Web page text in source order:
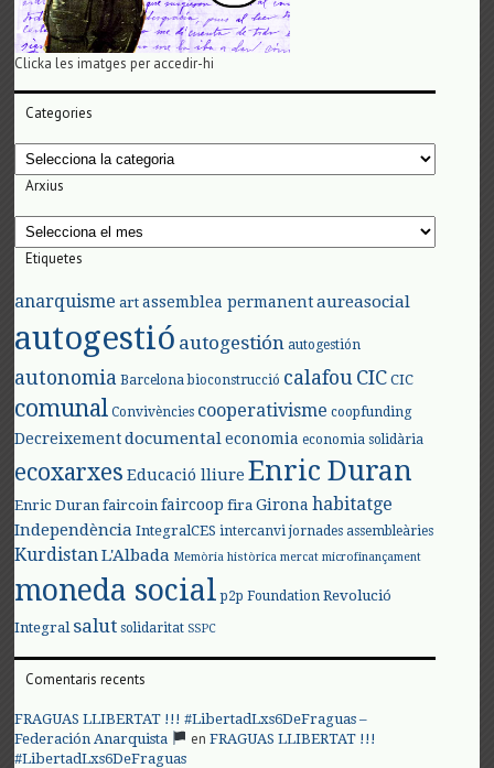
Clicka les imatges per accedir-hi
Categories
Categories
Arxius
Arxius
Etiquetes
anarquisme art assemblea permanent aureasocial
autogestió autogestión autogestión
autonomia Barcelona bioconstrucció calafou CIC CIC
comunal Convivències cooperativisme coopfunding
Decreixement documental economia economia solidària
ecoxarxes Educació lliure Enric Duran
Enric Duran faircoin faircoop fira Girona habitatge
Independència IntegralCES intercanvi jornades assembleàries
KurdistanL'Albada Memòria històrica mercat microfinançament
moneda social p2p Foundation Revolució
Integral salut solidaritat SSPC
Comentaris recents
FRAGUAS LLIBERTAT !!! #LibertadLxs6DeFraguas –
Federación Anarquista
enFRAGUAS LLIBERTAT !!!
#LibertadLxs6DeFraguas